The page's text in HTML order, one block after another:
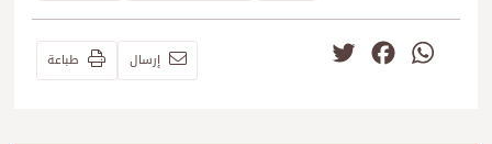
WhatsApp
Facebook إرسال طباعة